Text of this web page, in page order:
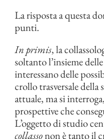
La risposta a questa
punti.
In primis, la
soltanto l’insieme
interessano delle
crollo trasversale
attuale, ma si
prospettive che
L’oggetto di studio
collassonon è tanto il